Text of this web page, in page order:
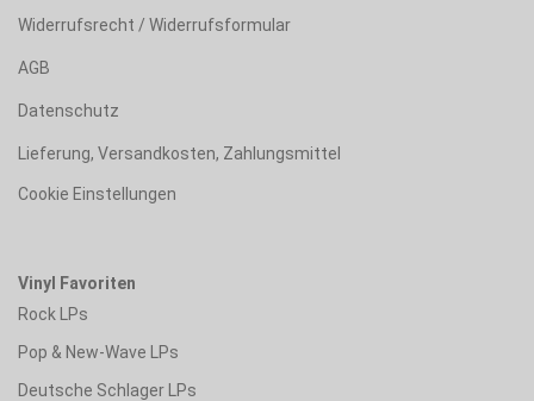
Widerrufsrecht / Widerrufsformular
AGB
Datenschutz
Lieferung, Versandkosten, Zahlungsmittel
Cookie Einstellungen
Vinyl Favoriten
Rock LPs
Pop & New-Wave LPs
Deutsche Schlager LPs